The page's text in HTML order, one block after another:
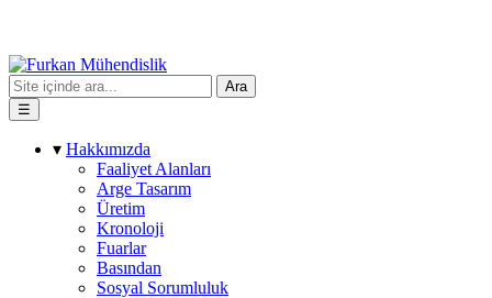
Ara
☰
▾ Hakkımızda
Faaliyet Alanları
Arge Tasarım
Üretim
Kronoloji
Fuarlar
Basından
Sosyal Sorumluluk